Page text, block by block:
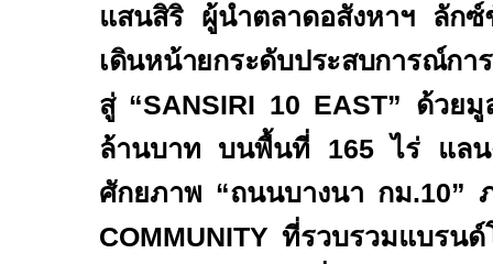
แสนสิริ ผู้นำตลาดอสังหาฯ ลักซ์
เดินหน้ายกระดับประสบการณ์ก
สู่ “SANSIRI 10 EAST” ด้วยมู
ล้านบาท บนพื้นที่ 165 ไร่ แล
ศักยภาพ “ถนนบางนา กม.10”
COMMUNITYที่รวบรวมแบรนด์